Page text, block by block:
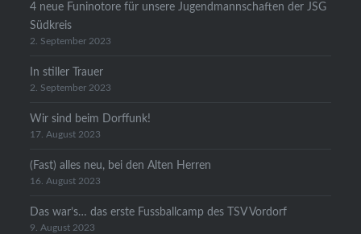
4 neue Funinotore für unsere Jugendmannschaften der JSG
Südkreis
2. September 2023
In stiller Trauer
2. September 2023
Wir sind beim Dorffunk!
17. August 2023
(Fast) alles neu, bei den Alten Herren
16. August 2023
Das war’s… das erste Fussballcamp des TSV Vordorf
9. August 2023